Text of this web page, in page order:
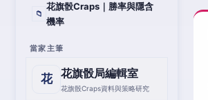
📁
花旗骰Craps｜勝率與隱含
機率
當家主筆
花 花旗骰局編輯室
花旗骰Craps資料與策略研究